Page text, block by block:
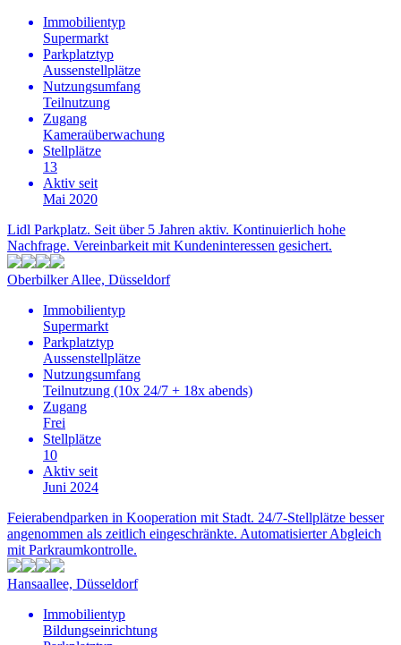
Immobilientyp
Supermarkt
Parkplatztyp
Aussenstellplätze
Nutzungsumfang
Teilnutzung
Zugang
Kameraüberwachung
Stellplätze
13
Aktiv seit
Mai 2020
Lidl Parkplatz. Seit über 5 Jahren aktiv. Kontinuierlich hohe
Nachfrage. Vereinbarkeit mit Kundeninteressen gesichert.
Oberbilker Allee, Düsseldorf
Immobilientyp
Supermarkt
Parkplatztyp
Aussenstellplätze
Nutzungsumfang
Teilnutzung (10x 24/7 + 18x abends)
Zugang
Frei
Stellplätze
10
Aktiv seit
Juni 2024
Feierabendparken in Kooperation mit Stadt. 24/7-Stellplätze besser
angenommen als zeitlich eingeschränkte. Automatisierter Abgleich
mit Parkraumkontrolle.
Hansaallee, Düsseldorf
Immobilientyp
Bildungseinrichtung